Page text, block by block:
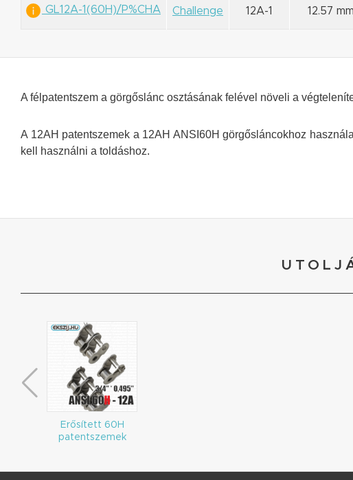
GL12A-1(60H)/P%CHA Challenge 12A-1 12.57 mm
A félpatentszem a görgőslánc osztásának felével növeli a
A 12AH patentszemek a 12AH ANSI60H görgősláncokhoz
kell használni a toldáshoz.
Erősített 60H
patentszemek